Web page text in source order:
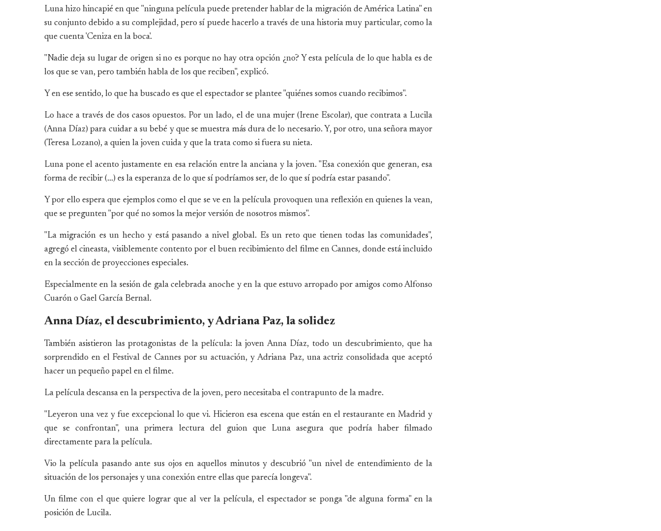
Luna hizo hincapié en que "ninguna película puede pretender hablar de la migración de América Latina" en
su conjunto debido a su complejidad, pero sí puede hacerlo a través de una historia muy particular, como la
que cuenta 'Ceniza en la boca'.
"Nadie deja su lugar de origen si no es porque no hay otra opción ¿no? Y esta película de lo que habla es de
los que se van, pero también habla de los que reciben", explicó.
Y en ese sentido, lo que ha buscado es que el espectador se plantee "quiénes somos cuando recibimos".
Lo hace a través de dos casos opuestos. Por un lado, el de una mujer (Irene Escolar), que contrata a Lucila
(Anna Díaz) para cuidar a su bebé y que se muestra más dura de lo necesario. Y, por otro, una señora mayor
(Teresa Lozano), a quien la joven cuida y que la trata como si fuera su nieta.
Luna pone el acento justamente en esa relación entre la anciana y la joven. "Esa conexión que generan, esa
forma de recibir (...) es la esperanza de lo que sí podríamos ser, de lo que sí podría estar pasando".
Y por ello espera que ejemplos como el que se ve en la película provoquen una reflexión en quienes la vean,
que se pregunten "por qué no somos la mejor versión de nosotros mismos".
"La migración es un hecho y está pasando a nivel global. Es un reto que tienen todas las comunidades",
agregó el cineasta, visiblemente contento por el buen recibimiento del filme en Cannes, donde está incluido
en la sección de proyecciones especiales.
Especialmente en la sesión de gala celebrada anoche y en la que estuvo arropado por amigos como Alfonso
Cuarón o Gael García Bernal.
Anna Díaz, el descubrimiento, y Adriana Paz, la solidez
También asistieron las protagonistas de la película: la joven Anna Díaz, todo un descubrimiento, que ha
sorprendido en el Festival de Cannes por su actuación, y Adriana Paz, una actriz consolidada que aceptó
hacer un pequeño papel en el filme.
La película descansa en la perspectiva de la joven, pero necesitaba el contrapunto de la madre.
"Leyeron una vez y fue excepcional lo que vi. Hicieron esa escena que están en el restaurante en Madrid y
que se confrontan", una primera lectura del guion que Luna asegura que podría haber filmado
directamente para la película.
Vio la película pasando ante sus ojos en aquellos minutos y descubrió "un nivel de entendimiento de la
situación de los personajes y una conexión entre ellas que parecía longeva".
Un filme con el que quiere lograr que al ver la película, el espectador se ponga "de alguna forma" en la
posición de Lucila.